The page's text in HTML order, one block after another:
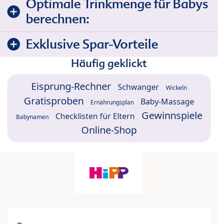
Optimale Trinkmenge für Babys
berechnen:
Exklusive Spar-Vorteile
Häufig geklickt
Eisprung-Rechner Schwanger Wickeln
Gratisproben Ernährungsplan Baby-Massage
Babynamen Checklisten für Eltern
Gewinnspiele
Online-Shop